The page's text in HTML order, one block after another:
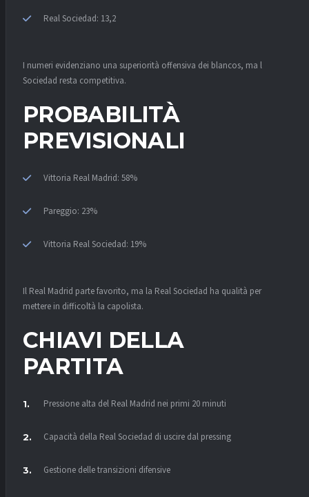
Real Sociedad: 13,2
I numeri evidenziano una superiorità offensiva dei blancos, ma la Real
Sociedad resta competitiva.
PROBABILITÀ
PREVISIONALI
Vittoria Real Madrid: 58%
Pareggio: 23%
Vittoria Real Sociedad: 19%
Il Real Madrid parte favorito, ma la Real Sociedad ha qualità per
mettere in difficoltà la capolista.
CHIAVI DELLA
PARTITA
Pressione alta del Real Madrid nei primi 20 minuti
Capacità della Real Sociedad di uscire dal pressing
Gestione delle transizioni difensive